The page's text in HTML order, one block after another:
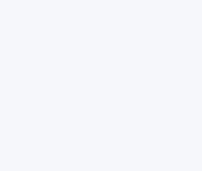
Twitter